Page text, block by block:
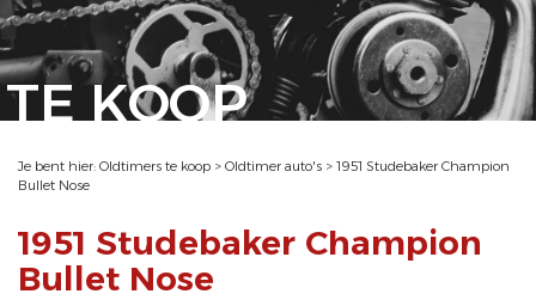
TE KOOP
Je bent hier: Oldtimers te koop > Oldtimer auto's > 1951 Studebaker Champion
Bullet Nose
1951 Studebaker Champion
Bullet Nose